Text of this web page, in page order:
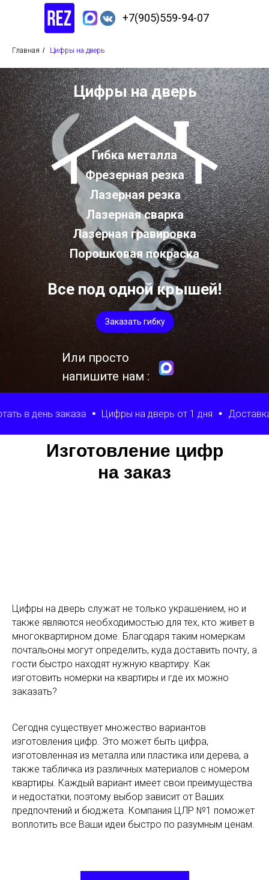
+7(905)559-94-07
Главная / Цифры на дверь
Цифры на дверь
Заказать гибку
Все под одной крышей!
Или просто
напишите нам :
Гибка металла
Фрезерная резка
Порошковая покраска
Лазерная гравировка
Лазерная сварка
Лазерная резка
Цифры на дверь от 1 дня Доставка по РФ
Изготовление цифр
на заказ
Цифры на дверь служат не только украшением, но и
также являются необходимостью для тех, кто живет в
многоквартирном доме. Благодаря таким номеркам
почтальоны могут определить, куда доставить почту, а
гости быстро находят нужную квартиру. Как
изготовить номерки на квартиры и где их можно
заказать?
Сегодня существует множество вариантов
изготовления цифр. Это может быть цифра,
изготовленная из металла или пластика или дерева, а
также табличка из различных материалов с номером
квартиры. Каждый вариант имеет свои преимущества
и недостатки, поэтому выбор зависит от Ваших
предпочтений и бюджета. Компания ЦЛР №1 поможет
воплотить все Ваши идеи быстро по разумным ценам.